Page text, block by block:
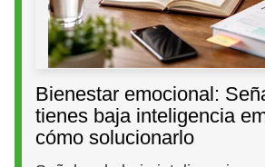
Bienestar emocional:
tienes baja inteligencia
cómo solucionarlo